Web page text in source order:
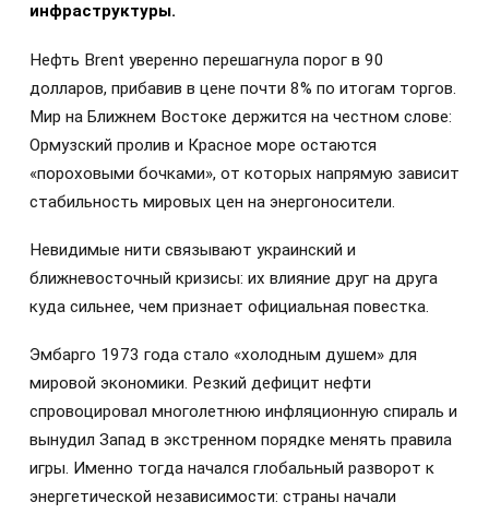
инфраструктуры.
Нефть Brent уверенно перешагнула порог в 90
долларов, прибавив в цене почти 8% по итогам торгов.
Мир на Ближнем Востоке держится на честном слове:
Ормузский пролив и Красное море остаются
«пороховыми бочками», от которых напрямую зависит
стабильность мировых цен на энергоносители.
Невидимые нити связывают украинский и
ближневосточный кризисы: их влияние друг на друга
куда сильнее, чем признает официальная повестка.
Эмбарго 1973 года стало «холодным душем» для
мировой экономики. Резкий дефицит нефти
спровоцировал многолетнюю инфляционную спираль и
вынудил Запад в экстренном порядке менять правила
игры. Именно тогда начался глобальный разворот к
энергетической независимости: страны начали